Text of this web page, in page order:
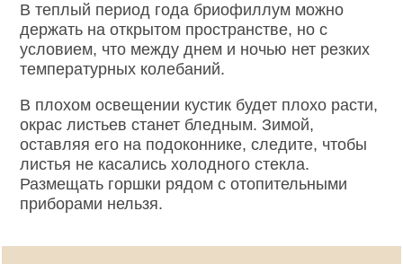
В теплый период года бриофиллум можно
держать на открытом пространстве, но с
условием, что между днем и ночью нет резких
температурных колебаний.
В плохом освещении кустик будет плохо расти,
окрас листьев станет бледным. Зимой,
оставляя его на подоконнике, следите, чтобы
листья не касались холодного стекла.
Размещать горшки рядом с отопительными
приборами нельзя.